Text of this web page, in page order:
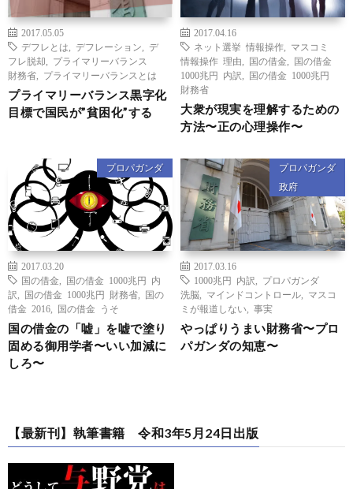
2017.05.05
デフレとは
デフレーション
デ
フレ脱却
プライマリーバランス
財務省
プライマリーバランスとは
プライマリーバランス黒字化
目標で国民が”貧困化”する
2017.04.16
ネット選挙 情報操作
マスコミ
情報操作 理由
国の借金
国の借金
1000兆円 内訳
国の借金 1000兆円
財務省
大衆が現実を理解するための
方法〜正の心理操作〜
プロパガンダ
2017.03.20
国の借金
国の借金 1000兆円 内
訳
国の借金 1000兆円 財務省
国の
借金 2016
国の借金 うそ
国の借金の「嘘」を嘘で塗り
固める御用学者〜いい加減に
しろ〜
プロパガンダ
政府
2017.03.16
1000兆円 内訳
プロパガンダ
洗脳
マインドコントロール
マスコ
ミが報道しない
事実
やっぱりうまい財務省〜プロ
パガンダの知恵〜
【最新刊】執筆書籍 令和3年5月24日出版